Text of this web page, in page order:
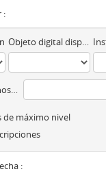
:
Objeto digital disponibles
Régimen de derechos de autor
de máximo nivel
: